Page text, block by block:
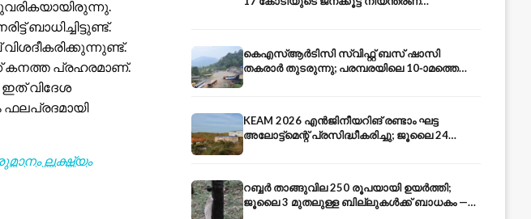
ബാധിച്ചിട്ടുണ്ട്.
കനത്ത പ്രഹരമാണ്.
വിദേശ
ലക്ഷ്യം
കെഎസ്ആർടിസി സ്വിഫ്റ്റ് ബസ് ഷാസി
തകരാർ തുടരുന്നു; പരമ്പരയിലെ 10-ാമത്തെ
KEAM 2026 എൻജിനീയറിങ് രണ്ടാം ഘട്ട
അലോട്ട്മെന്റ് പ്രസിദ്ധീകരിച്ചു; ജൂലൈ 24
റബ്ബർ താങ്ങുവില 250 രൂപയായി ഉയർത്തി;
ജൂലൈ 3 മുതലുള്ള ബില്ലുകൾക്ക് ബാധകം —